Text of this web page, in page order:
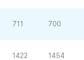
711 700
1422 1454